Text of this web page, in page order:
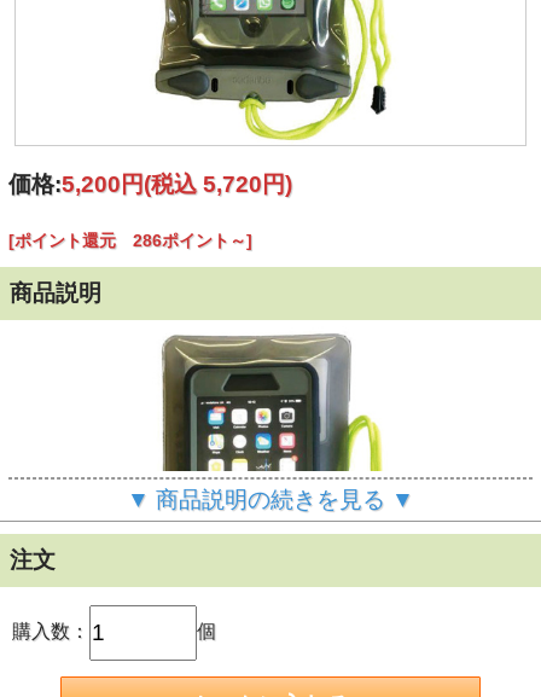
価格:5,200円(税込 5,720円)
[ポイント還元 286ポイント～]
商品説明
▼ 商品説明の続きを見る ▼
注文
購入数： 個